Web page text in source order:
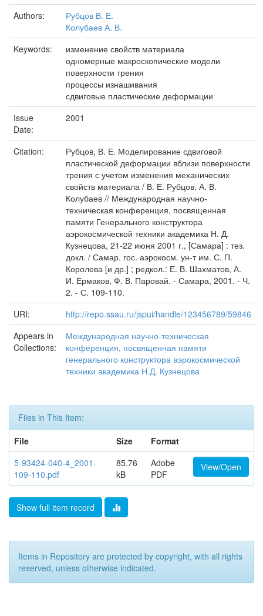
Authors:
Рубцов В. Е.
Колубаев А. В.
Keywords:
изменение свойств материала
одномерные макроскопические модели
поверхности трения
процессы изнашивания
сдвиговые пластические деформации
Issue
Date:
2001
Citation:
Рубцов, В. Е. Моделирование сдвиговой
пластической деформации вблизи поверхности
трения с учетом изменения механических
свойств материала / В. Е. Рубцов, А. В.
Колубаев // Международная научно-
техническая конференция, посвященная
памяти Генерального конструктора
аэрокосмической техники академика Н. Д.
Кузнецова, 21-22 июня 2001 г., [Самара] : тез.
докл. / Самар. гос. аэрокосм. ун-т им. С. П.
Королева [и др.] ; редкол.: Е. В. Шахматов, А.
И. Ермаков, Ф. В. Паровай. - Самара, 2001. - Ч.
2. - С. 109-110.
URI:
http://repo.ssau.ru/jspui/handle/123456789/59846
Appears in
Collections:
Международная научно-техническая
конференция, посвященная памяти
генерального конструктора аэрокосмической
техники академика Н.Д. Кузнецова
Files in This Item:
File
Size
Format
5-93424-040-4_2001-
109-110.pdf
85.76
kB
Adobe
PDF
View/Open
Show full item record
Items in Repository are protected by copyright, with all rights
reserved, unless otherwise indicated.